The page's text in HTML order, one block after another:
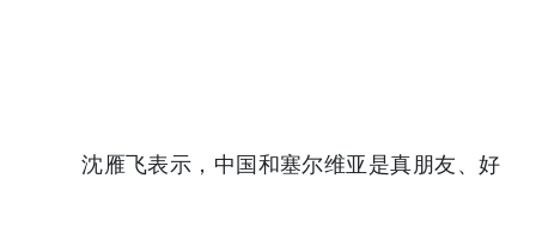
沈雁飞表示，中国和塞尔维亚是真朋友、好